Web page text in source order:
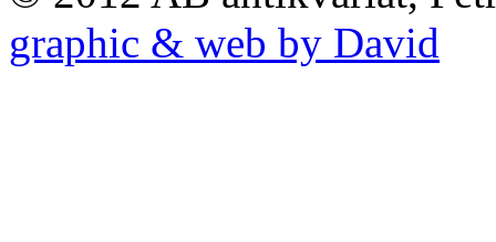
graphic & web by David